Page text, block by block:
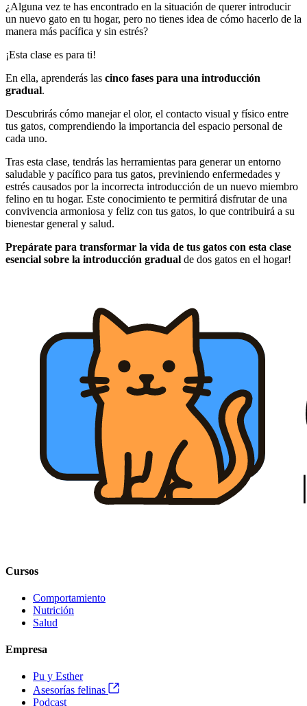
¿Alguna vez te has encontrado en la situación de querer introducir
un nuevo gato en tu hogar, pero no tienes idea de cómo hacerlo de la
manera más pacífica y sin estrés?
¡Esta clase es para ti!
En ella, aprenderás las cinco fases para una introducción
gradual.
Descubrirás cómo manejar el olor, el contacto visual y físico entre
tus gatos, comprendiendo la importancia del espacio personal de
cada uno.
Tras esta clase, tendrás las herramientas para generar un entorno
saludable y pacífico para tus gatos, previniendo enfermedades y
estrés causados por la incorrecta introducción de un nuevo miembro
felino en tu hogar. Este conocimiento te permitirá disfrutar de una
convivencia armoniosa y feliz con tus gatos, lo que contribuirá a su
bienestar general y salud.
Prepárate para transformar la vida de tus gatos con esta clase
esencial sobre la introducción gradual de dos gatos en el hogar!
Cursos
Comportamiento
Nutrición
Salud
Empresa
Pu y Esther
Asesorías felinas
Podcast